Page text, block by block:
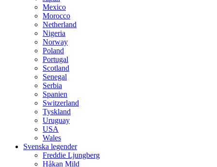
Mexico
Morocco
Netherland
Nigeria
Norway
Poland
Portugal
Scotland
Senegal
Serbia
Spanien
Switzerland
Tyskland
Uruguay
USA
Wales
Svenska legender
Freddie Ljungberg
Håkan Mild